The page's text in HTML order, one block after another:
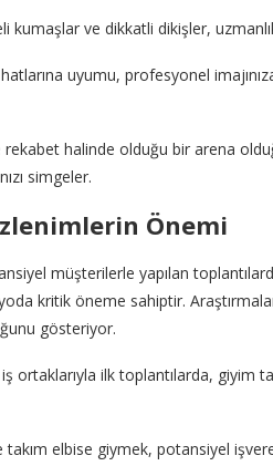
kumaşlar ve dikkatli dikişler,
uyumu, profesyonel
rekabet halinde olduğu bir arena
simgeler.
Önemi
müşterilerle yapılan
kritik öneme sahiptir.
gösteriyor.
ilk toplantılarda, giyim
elbise giymek, potansiyel